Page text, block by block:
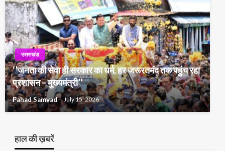
उत्तराखंड
‘’जनता की सेवा ही सरकार का धर्म, हर जरूरतमंद तक पहुंच रहा
प्रशासन – मुख्यमंत्री’‘
Pahad Samvad July 15, 2026
हाल की ख़बरें